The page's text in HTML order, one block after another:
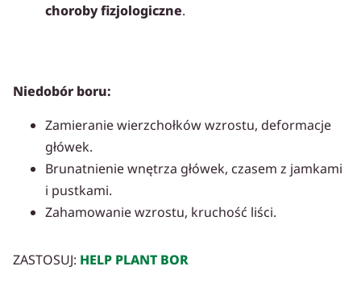
choroby fizjologiczne.
Niedobór boru:
Zamieranie wierzchołków wzrostu, deformacje
główek.
Brunatnienie wnętrza główek, czasem z jamkami
i pustkami.
Zahamowanie wzrostu, kruchość liści.
ZASTOSUJ: HELP PLANT BOR